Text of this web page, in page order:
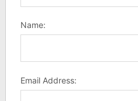
Name:
Email Address: